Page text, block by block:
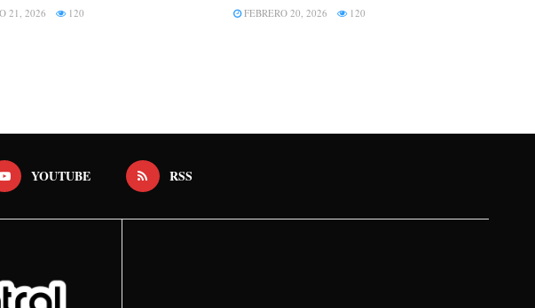
21, 2026 120 FEBRERO 20, 2026 120
YOUTUBE RSS